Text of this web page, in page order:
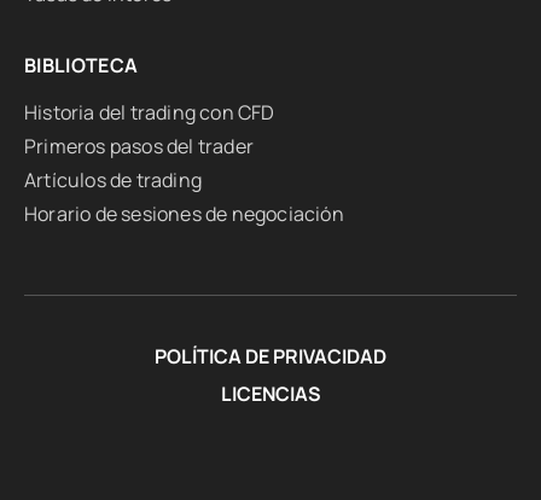
BIBLIOTECA
Historia del trading con CFD
Primeros pasos del trader
Artículos de trading
Horario de sesiones de negociación
POLÍTICA DE PRIVACIDAD
LICENCIAS